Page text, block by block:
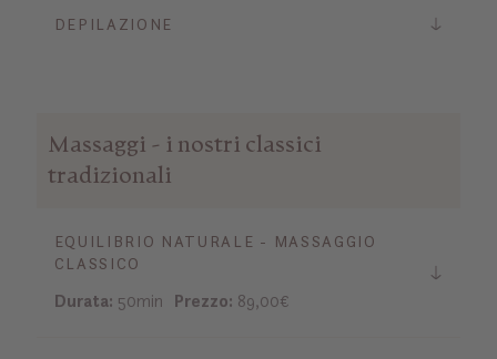
DEPILAZIONE
Massaggi - i nostri classici
tradizionali
EQUILIBRIO NATURALE - MASSAGGIO
CLASSICO
Durata: 50min Prezzo: 89,00€